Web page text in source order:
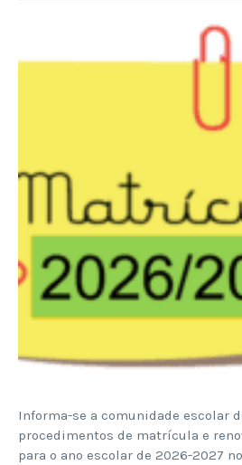
Informa-se a comunidade escolar
procedimentos de matrícula e
para o ano escolar de 2026-2027